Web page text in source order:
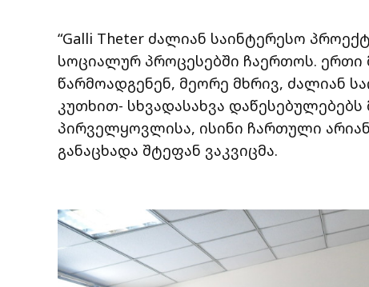
“Galli Theter ძალიან საინტერესო
სოციალურ პროცესებში ჩაერთოს. ერთი
წარმოადგენენ, მეორე მხრივ, ძალიან
კუთხით- სხვადასახვა დაწესებულებებს
პირველყოვლისა, ისინი ჩართული
განაცხადა შტეფან ვაკვიცმა.